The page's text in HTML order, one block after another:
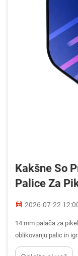
Kakšne So
Palice Za
2026-07-22
14 mm palača za
oblikovanju palic in
nadzora, ki lahko